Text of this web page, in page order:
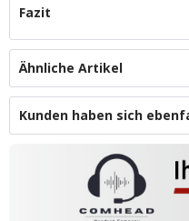
Fazit
Ähnliche Artikel
Kunden haben sich